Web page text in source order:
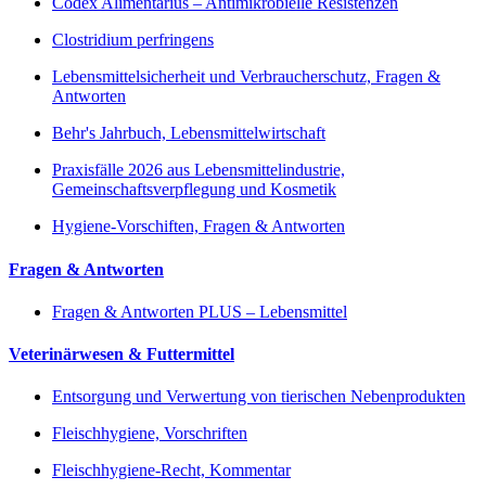
Clostridium perfringens
Lebensmittelsicherheit und Verbraucherschutz, Fragen &
Antworten
Behr's Jahrbuch, Lebensmittelwirtschaft
Praxisfälle 2026 aus Lebensmittelindustrie,
Gemeinschaftsverpflegung und Kosmetik
Hygiene-Vorschiften, Fragen & Antworten
Fragen & Antworten
Fragen & Antworten PLUS – Lebensmittel
Veterinärwesen & Futtermittel
Entsorgung und Verwertung von tierischen Nebenprodukten
Fleischhygiene, Vorschriften
Fleischhygiene-Recht, Kommentar